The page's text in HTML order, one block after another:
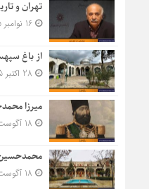
تهران و
16 نوامبر 2025 - 18:40
از باغ
میرزا
محمدحسین